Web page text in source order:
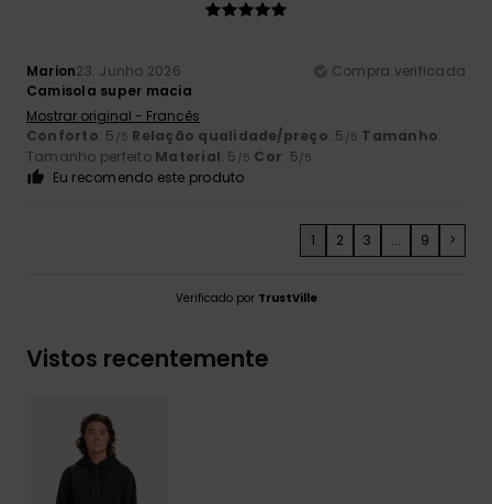
Marion23. Junho 2026
Compra verificada
Camisola super macia
Mostrar original - Francês
Conforto: 5 /5 Relação qualidade/preço: 5 /5 Tamanho:
Tamanho perfeito Material: 5 /5 Cor: 5/5
Eu recomendo este produto
1 2 3 ... 9 >
Verificado por TrustVille
Vistos recentemente